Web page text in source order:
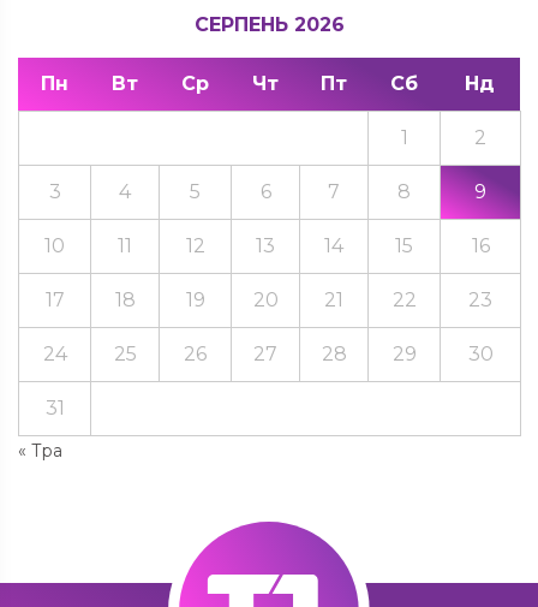
СЕРПЕНЬ 2026
Пн Вт Ср Чт Пт Сб Нд
« Тра
1 2
3 4 5 6 7 8 9
10 11 12 13 14 15 16
17 18 19 20 21 22 23
24 25 26 27 28 29 30
31